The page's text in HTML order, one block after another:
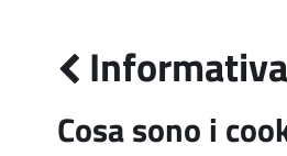
Cosa sono i